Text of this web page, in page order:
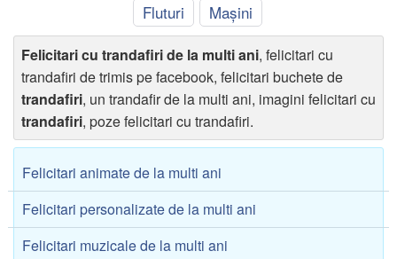
Fluturi
Mașini
Felicitari cu trandafiri de la multi ani, felicitari cu
trandafiri de trimis pe facebook, felicitari buchete de
trandafiri, un trandafir de la multi ani, imagini felicitari cu
trandafiri, poze felicitari cu trandafiri.
Felicitari animate de la multi ani
Felicitari personalizate de la multi ani
Felicitari muzicale de la multi ani